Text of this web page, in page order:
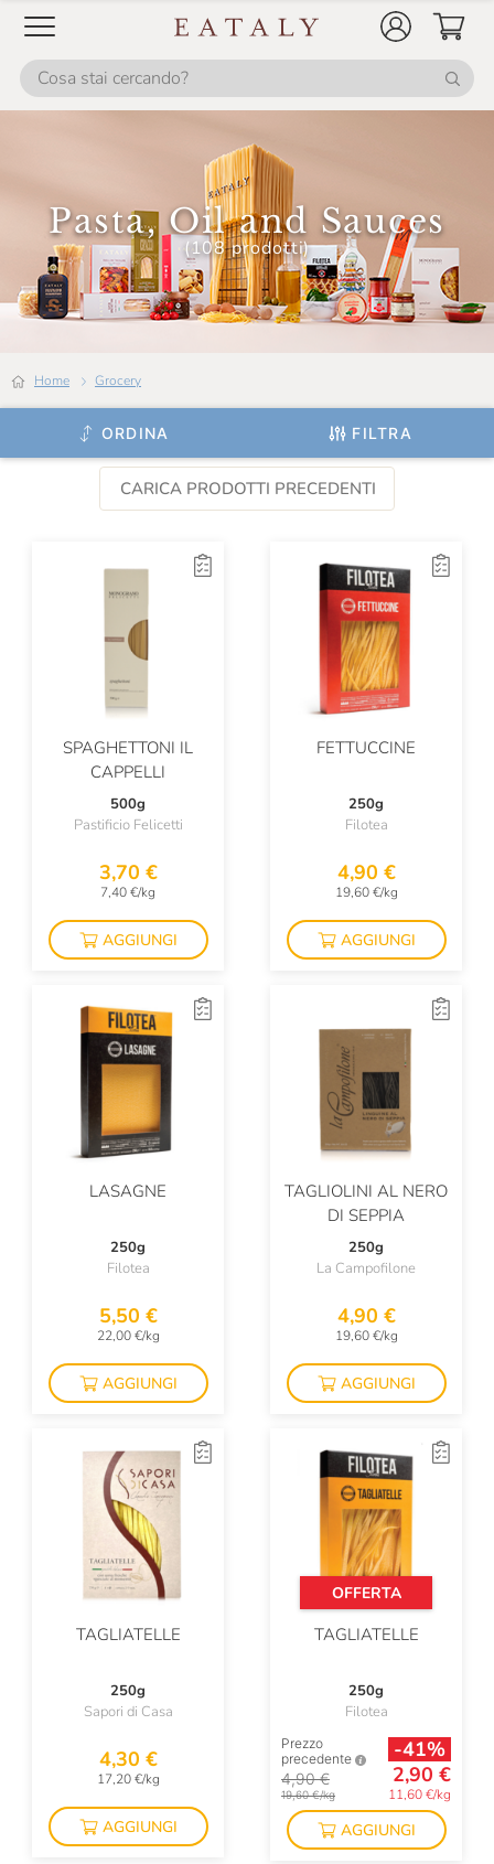
Pasta, Oil and Sauces
(108 prodotti)
Home grocery
ORDINA FILTRA
CARICA PRODOTTI PRECEDENTI
SPAGHETTONI IL
CAPPELLI
500g
Pastificio Felicetti
3,70 €
7,40 €/kg
AGGIUNGI
FETTUCCINE
250g
Filotea
4,90 €
19,60 €/kg
AGGIUNGI
LASAGNE
250g
Filotea
5,50 €
22,00 €/kg
AGGIUNGI
TAGLIOLINI AL NERO
DI SEPPIA
250g
La Campofilone
4,90 €
19,60 €/kg
AGGIUNGI
TAGLIATELLE
250g
Sapori di Casa
4,30 €
17,20 €/kg
AGGIUNGI
OFFERTA
TAGLIATELLE
250g
Filotea
Prezzo
precedente
4,90 €
19,60 €/kg
-41%
2,90 €
11,60 €/kg
AGGIUNGI